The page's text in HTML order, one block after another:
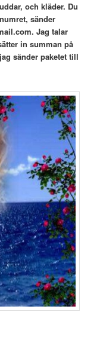
och kläder. Du
sänder
Jag talar
in summan på
sänder paketet till